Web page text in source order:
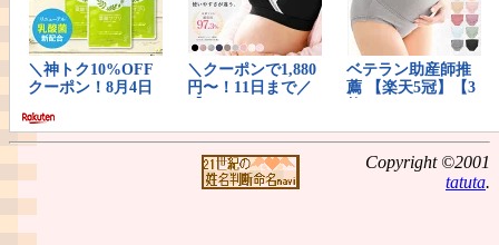
Copyright ©2001
tatuta.